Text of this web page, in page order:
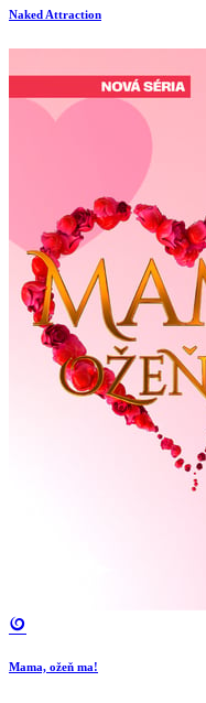
Naked Attraction
Mama, ožeň ma!